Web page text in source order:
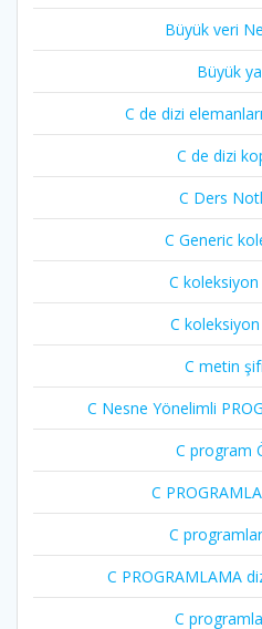
Büyük veri
Büyük
C de dizi
C de dizi
C Ders
C Generic
C
C
C metin
C Nesne Yönelimli
C program
C
C
C PROGRAMLAMA
C